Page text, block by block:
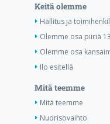
Keitä olemme
Hallitus ja
Olemme osa piiriä
Olemme osa
Ilo esitellä
Mitä teemme
Mitä teemme
Nuorisovaihto